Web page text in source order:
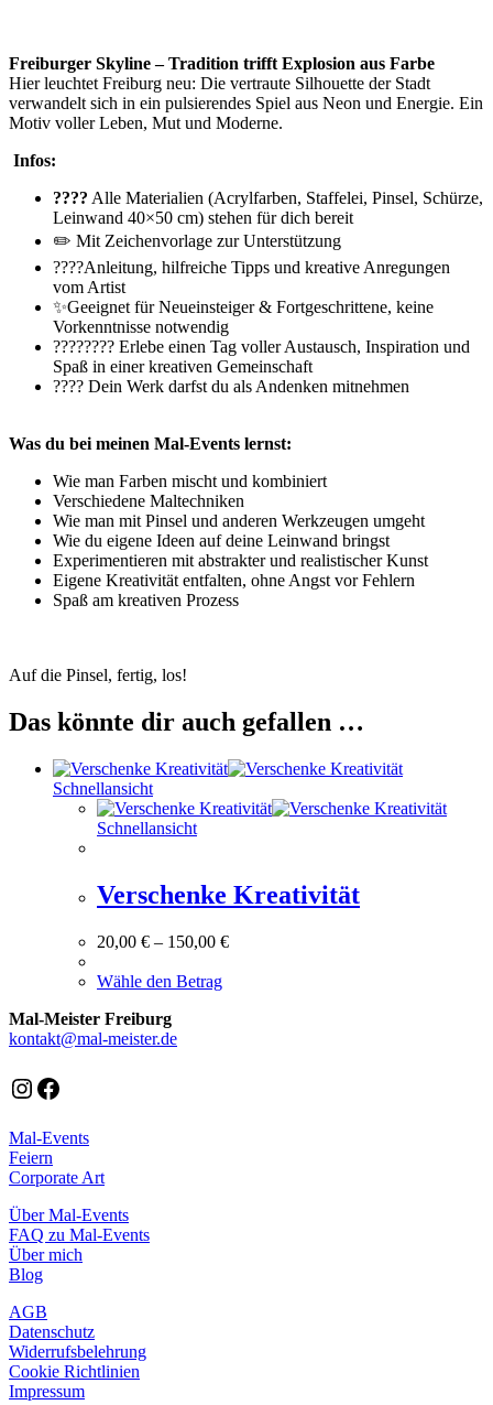
Freiburger Skyline – Tradition trifft Explosion aus Farbe
Hier leuchtet Freiburg neu: Die vertraute Silhouette der Stadt
verwandelt sich in ein pulsierendes Spiel aus Neon und Energie. Ein
Motiv voller Leben, Mut und Moderne.
Infos:
???? Alle Materialien (Acrylfarben, Staffelei, Pinsel, Schürze,
Leinwand 40×50 cm) stehen für dich bereit
✏️ Mit Zeichenvorlage zur Unterstützung
????Anleitung, hilfreiche Tipps und kreative Anregungen
vom Artist
✨Geeignet für Neueinsteiger & Fortgeschrittene, keine
Vorkenntnisse notwendig
????‍???? Erlebe einen Tag voller Austausch, Inspiration und
Spaß in einer kreativen Gemeinschaft
???? Dein Werk darfst du als Andenken mitnehmen
Was du bei meinen Mal-Events lernst:
Wie man Farben mischt und kombiniert
Verschiedene Maltechniken
Wie man mit Pinsel und anderen Werkzeugen umgeht
Wie du eigene Ideen auf deine Leinwand bringst
Experimentieren mit abstrakter und realistischer Kunst
Eigene Kreativität entfalten, ohne Angst vor Fehlern
Spaß am kreativen Prozess
Auf die Pinsel, fertig, los!
Das könnte dir auch gefallen …
Schnellansicht
Schnellansicht
Verschenke Kreativität
20,00 € – 150,00 €
Wähle den BetragDieses
Mal-Meister Freiburg
kontakt@mal-meister.de
Instagram
Facebook
Mal-Events
Feiern
Corporate Art
Über Mal-Events
FAQ zu Mal-Events
Über mich
Blog
AGB
Datenschutz
Widerrufsbelehrung
Cookie Richtlinien
Impressum